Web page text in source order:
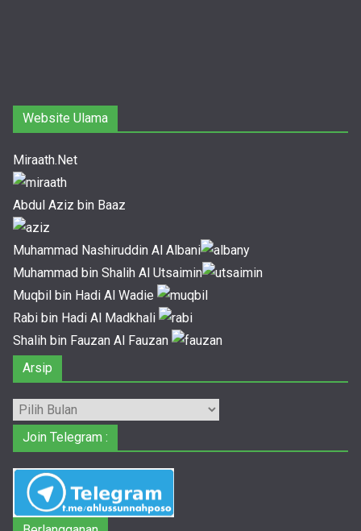
Website Ulama
Miraath.Net
Abdul Aziz bin Baaz
Muhammad Nashiruddin Al Albani
Muhammad bin Shalih Al Utsaimin
Muqbil bin Hadi Al Wadie
Rabi bin Hadi Al Madkhali
Shalih bin Fauzan Al Fauzan
Arsip
Arsip
Join Telegram :